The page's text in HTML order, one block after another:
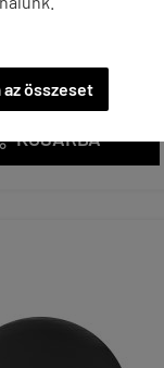
összeset
LABDA -
KOSÁRBA